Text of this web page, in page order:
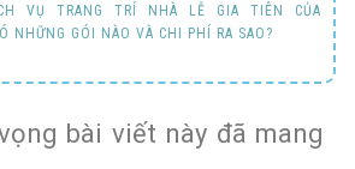
VỤ TRANG TRÍ NHÀ LỄ GIA TIÊN CỦA
NHỮNG GÓI NÀO VÀ CHI PHÍ RA SAO?
bài viết này đã mang